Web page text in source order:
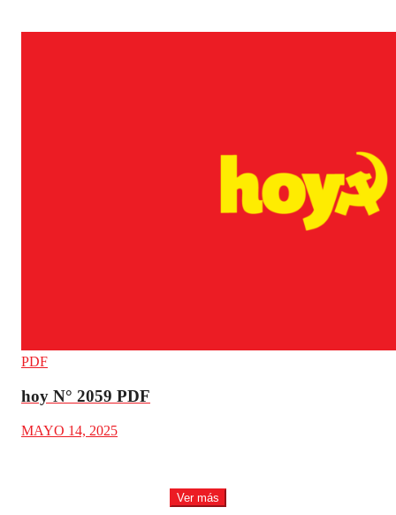
PDF
hoy N° 2059 PDF
MAYO 14, 2025
Ver más